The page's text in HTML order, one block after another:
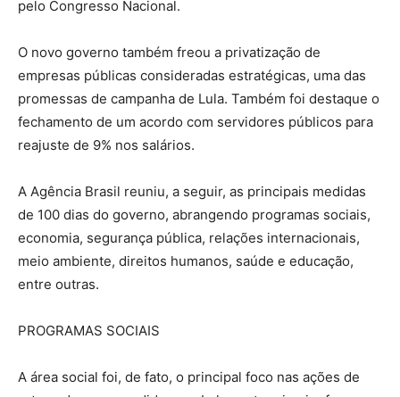
pelo Congresso Nacional.
O novo governo também freou a privatização de
empresas públicas consideradas estratégicas, uma das
promessas de campanha de Lula. Também foi destaque o
fechamento de um acordo com servidores públicos para
reajuste de 9% nos salários.
A Agência Brasil reuniu, a seguir, as principais medidas
de 100 dias do governo, abrangendo programas sociais,
economia, segurança pública, relações internacionais,
meio ambiente, direitos humanos, saúde e educação,
entre outras.
PROGRAMAS SOCIAIS
A área social foi, de fato, o principal foco nas ações de